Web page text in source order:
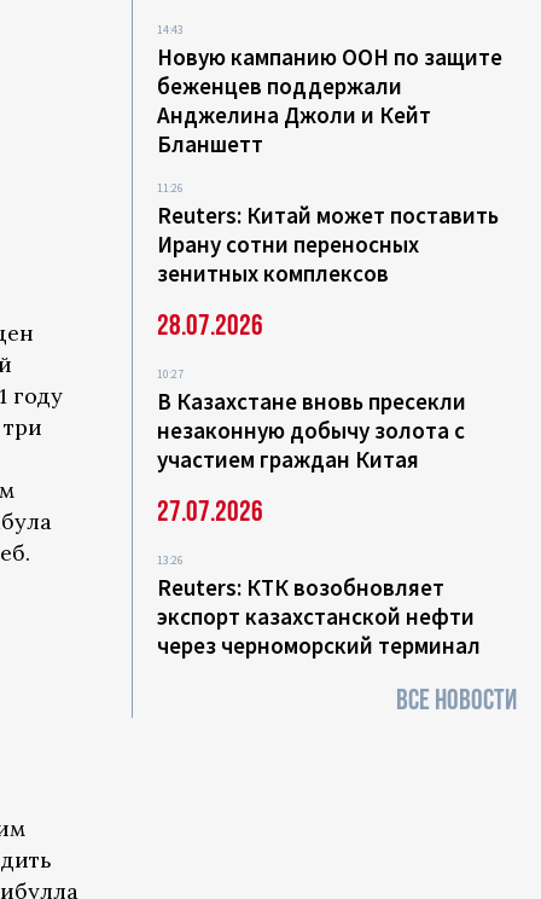
году
14:43
Новую кампанию ООН по защите
беженцев поддержали
Анджелина Джоли и Кейт
Бланшетт
11:26
Reuters: Китай может поставить
Ирану сотни переносных
зенитных комплексов
28.07.2026
10:27
В Казахстане вновь пресекли
незаконную добычу золота с
участием граждан Китая
27.07.2026
13:26
Reuters: КТК возобновляет
экспорт казахстанской нефти
через черноморский терминал
ВСЕ НОВОСТИ